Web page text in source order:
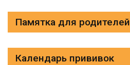
Памятка для родителей
Календарь прививок